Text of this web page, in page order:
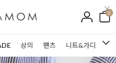
0
상의 팬츠 니트&가디건